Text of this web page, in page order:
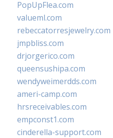
PopUpFlea.com
valueml.com
rebeccatorresjewelry.com
jmpbliss.com
drjorgerico.com
queensushipa.com
wendyweimerdds.com
ameri-camp.com
hrsreceivables.com
empconst1.com
cinderella-support.com